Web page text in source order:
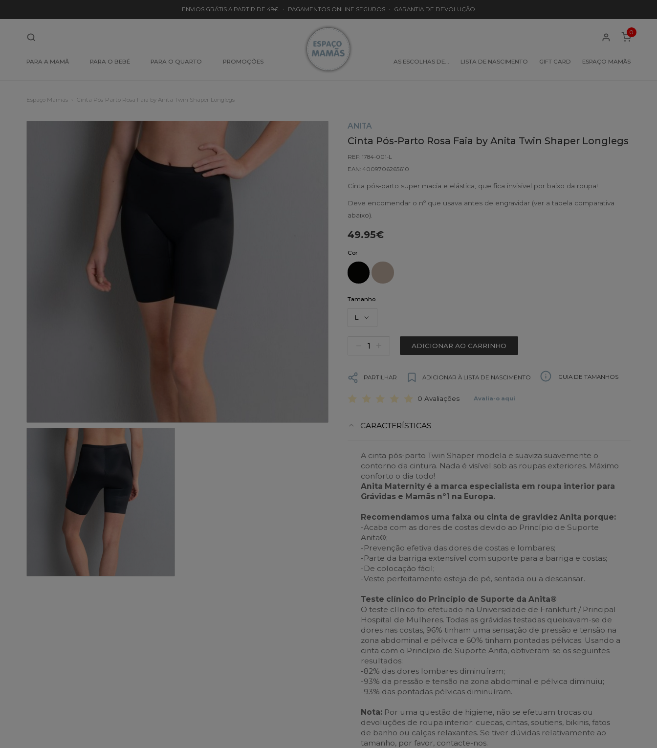
ENVIOS GRÁTIS A PARTIR DE 49€ · PAGAMENTOS ONLINE SEGUROS · GARANTIA DE DEVOLUÇÃO
PARA A MAMÃ PARA O BEBÉ PARA O QUARTO PROMOÇÕES AS ESCOLHAS DE… LISTA DE NASCIMENTO GIFT CARD ESPAÇO MAMÃS
0
Espaço Mamãs Cinta Pós-Parto Rosa Faia by Anita Twin Shaper Longlegs
ANITA
Cinta Pós-Parto Rosa Faia by Anita Twin Shaper Longlegs
REF: 1784-001-L
EAN: 4009706265610
Cinta pós-parto super macia e elástica, que fica invisivel por baixo da roupa!
Deve encomendar o nº que usava antes de engravidar (ver a tabela comparativa
abaixo).
49.95€
Cor
Tamanho
L
ADICIONAR AO CARRINHO
PARTILHAR ADICIONAR À LISTA DE NASCIMENTO GUIA DE TAMANHOS
0 Avaliações Avalia-o aqui
CARACTERÍSTICAS
A cinta pós-parto Twin Shaper modela e suaviza suavemente o
contorno da cintura. Nada é visível sob as roupas exteriores. Máximo
conforto o dia todo!
Anita Maternity é a marca especialista em roupa interior para
Grávidas e Mamãs nº1 na Europa.
Recomendamos uma faixa ou cinta de gravidez Anita porque:
-Acaba com as dores de costas devido ao Princípio de Suporte
Anita®;
-Prevenção efetiva das dores de costas e lombares;
-Parte da barriga extensível com suporte para a barriga e costas;
-De colocação fácil;
-Veste perfeitamente esteja de pé, sentada ou a descansar.
Teste clínico do Princípio de Suporte da Anita®
O teste clínico foi efetuado na Universidade de Frankfurt / Principal
Hospital de Mulheres. Todas as grávidas testadas queixavam-se de
dores nas costas, 96% tinham uma sensação de pressão e tensão na
zona abdominal e pélvica e 60% tinham pontadas pélvicas. Usando a
cinta com o Princípio de Suporte Anita, obtiveram-se os seguintes
resultados:
-82% das dores lombares diminuíram;
-93% da pressão e tensão na zona abdominal e pélvica diminuiu;
-93% das pontadas pélvicas diminuíram.
Nota: Por uma questão de higiene, não se efetuam trocas ou
devoluções de roupa interior: cuecas, cintas, soutiens, bikinis, fatos
de banho ou calças relaxantes. Se tiver dúvidas relativamente ao
tamanho, por favor, contacte-nos.